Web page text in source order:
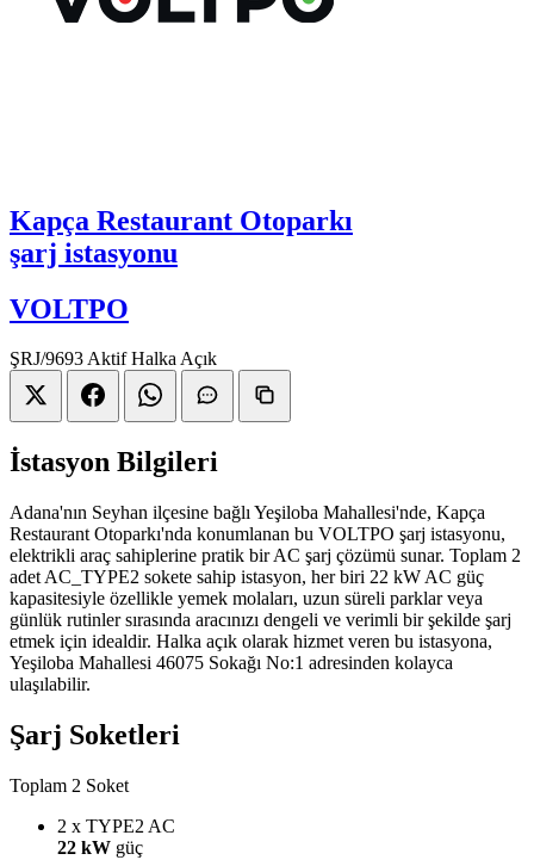
Kapça Restaurant Otoparkı
şarj istasyonu
VOLTPO
ŞRJ/9693AktifHalka Açık
İstasyon Bilgileri
Adana'nın Seyhan ilçesine bağlı Yeşiloba Mahallesi'nde, Kapça
Restaurant Otoparkı'nda konumlanan bu VOLTPO şarj istasyonu,
elektrikli araç sahiplerine pratik bir AC şarj çözümü sunar. Toplam 2
adet AC_TYPE2 sokete sahip istasyon, her biri 22 kW AC güç
kapasitesiyle özellikle yemek molaları, uzun süreli parklar veya
günlük rutinler sırasında aracınızı dengeli ve verimli bir şekilde şarj
etmek için idealdir. Halka açık olarak hizmet veren bu istasyona,
Yeşiloba Mahallesi 46075 Sokağı No:1 adresinden kolayca
ulaşılabilir.
Şarj Soketleri
Toplam 2 Soket
2 x TYPE2 AC
22 kW güç